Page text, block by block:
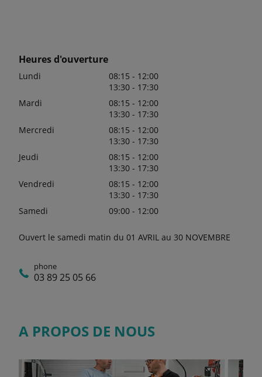
Heures d'ouverture
Lundi
08:15 - 12:00
13:30 - 17:30
Mardi
08:15 - 12:00
13:30 - 17:30
Mercredi
08:15 - 12:00
13:30 - 17:30
Jeudi
08:15 - 12:00
13:30 - 17:30
Vendredi
08:15 - 12:00
13:30 - 17:30
Samedi
09:00 - 12:00
Ouvert le samedi matin du 01 AVRIL au 30 NOVEMBRE
phone
03 89 25 05 66
A PROPOS DE NOUS